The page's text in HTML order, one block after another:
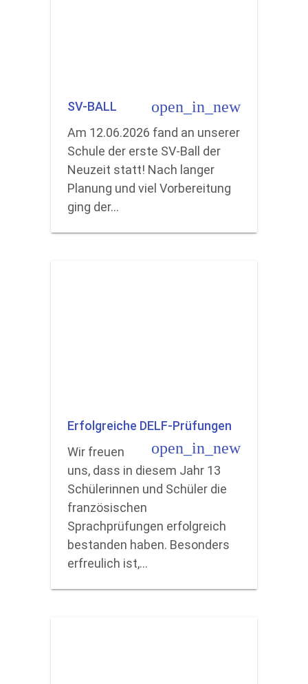
SV-BALL open_in_new
Am 12.06.2026 fand an unserer
Schule der erste SV-Ball der
Neuzeit statt! Nach langer
Planung und viel Vorbereitung
ging der…
Erfolgreiche DELF-Prüfungen
open_in_new
Wir freuen
uns, dass in diesem Jahr 13
Schülerinnen und Schüler die
französischen
Sprachprüfungen erfolgreich
bestanden haben. Besonders
erfreulich ist,…